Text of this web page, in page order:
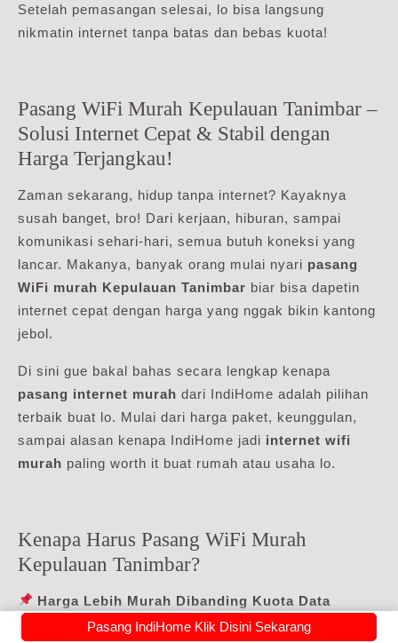
Setelah pemasangan selesai, lo bisa langsung
nikmatin internet tanpa batas dan bebas kuota!
Pasang WiFi Murah Kepulauan Tanimbar –
Solusi Internet Cepat & Stabil dengan
Harga Terjangkau!
Zaman sekarang, hidup tanpa internet? Kayaknya
susah banget, bro! Dari kerjaan, hiburan, sampai
komunikasi sehari-hari, semua butuh koneksi yang
lancar. Makanya, banyak orang mulai nyari pasang
WiFi murah Kepulauan Tanimbar biar bisa dapetin
internet cepat dengan harga yang nggak bikin kantong
jebol.
Di sini gue bakal bahas secara lengkap kenapa
pasang internet murah dari IndiHome adalah pilihan
terbaik buat lo. Mulai dari harga paket, keunggulan,
sampai alasan kenapa IndiHome jadi internet wifi
murah paling worth it buat rumah atau usaha lo.
Kenapa Harus Pasang WiFi Murah
Kepulauan Tanimbar?
Harga Lebih Murah Dibanding Kuota Data
Lo masih pake kuota HP buat internetan di rumah?
Pasang IndiHome Klik Disini Sekarang